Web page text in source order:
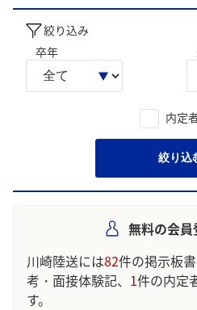
絞り込み
卒年
内定
絞り込
無料の会員
川崎陸送には82件の掲示板
考・面接体験記、 1件の内定
す。